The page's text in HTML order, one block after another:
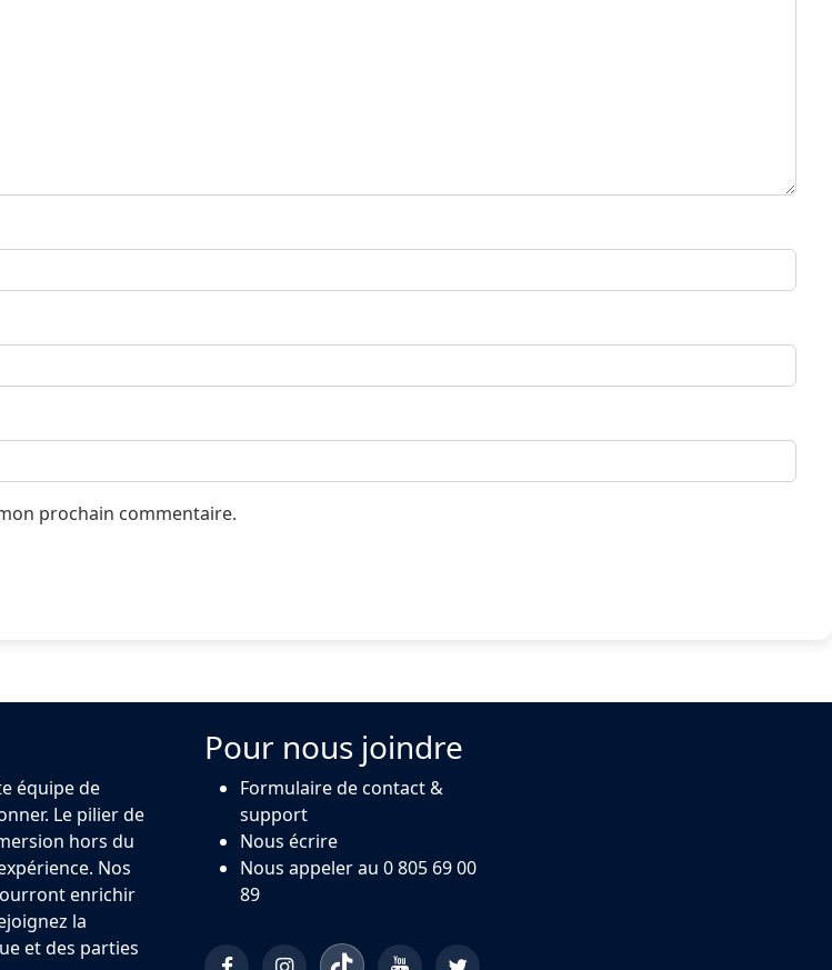
prochain commentaire.
équipe de
Le pilier de
hors du
Nos
enrichir
la
et des parties
Pour nous joindre
Formulaire de contact &
support
Nous écrire
Nous appeler au 0 805 69 00
89